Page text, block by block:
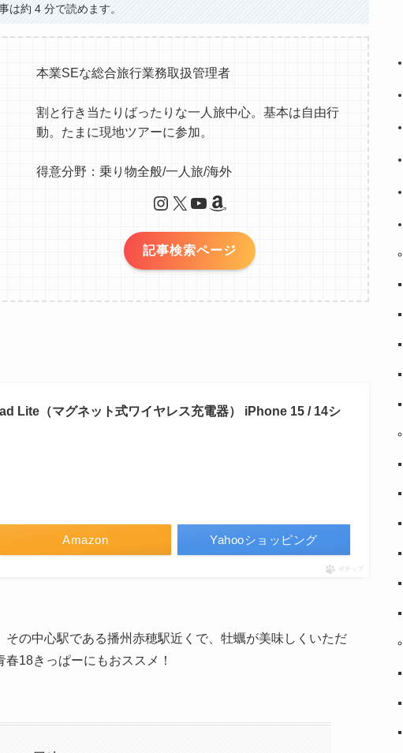
は約 4 分で読めます。
本業SEな総合旅行業務取扱管理者
割と行き当たりばったりな一人旅中心。基本は自由行
動。たまに現地ツアーに参加。
得意分野：乗り物全般/一人旅/海外
Instagram X YouTube Amazon
記事検索ページ
Lite（マグネット式ワイヤレス充電器） iPhone 15 / 14シ
Amazon Yahooショッピング
ポチップ
の中心駅である播州赤穂駅近くで、牡蠣が美味しくいただ
18きっぱーにもおススメ！